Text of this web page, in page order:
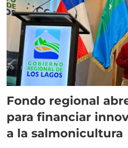
Fondo regional
para financiar
a la salmonicultura